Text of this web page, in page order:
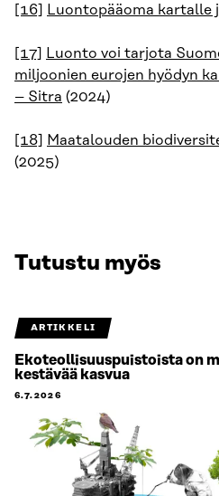
[16] Luontopääoma kartalle
[17] ​​Luonto voi tarjota
miljoonien eurojen hyödyn
– Sitra (2024)
[18] Maatalouden
(2025)
Tutustu myös
ARTIKKELI
Ekoteollisuuspuistoista on
kestävää kasvua
6.7.2026